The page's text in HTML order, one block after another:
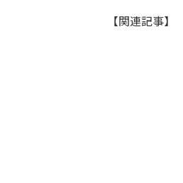
【関連記事】